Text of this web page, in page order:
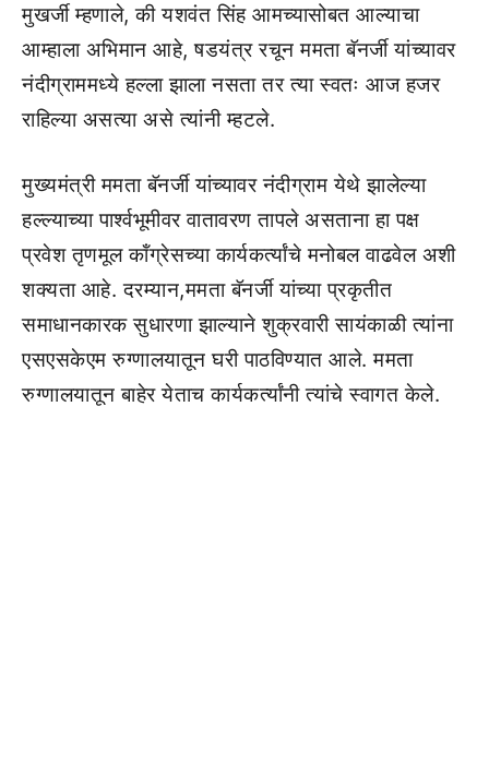
मुखर्जी म्हणाले, की यशवंत सिंह आमच्यासोबत आल्याचा
आम्हाला अभिमान आहे, षडयंत्र रचून ममता बॅनर्जी यांच्यावर
नंदीग्राममध्ये हल्ला झाला नसता तर त्या स्वतः आज हजर
राहिल्या असत्या असे त्यांनी म्हटले.
मुख्यमंत्री ममता बॅनर्जी यांच्यावर नंदीग्राम येथे झालेल्या
हल्ल्याच्या पार्श्वभूमीवर वातावरण तापले असताना हा पक्ष
प्रवेश तृणमूल कॉंग्रेसच्या कार्यकर्त्यांचे मनोबल वाढवेल अशी
शक्यता आहे. दरम्यान,ममता बॅनर्जी यांच्या प्रकृतीत
समाधानकारक सुधारणा झाल्याने शुक्रवारी सायंकाळी त्यांना
एसएसकेएम रुग्णालयातून घरी पाठविण्यात आले. ममता
रुग्णालयातून बाहेर येताच कार्यकर्त्यांनी त्यांचे स्वागत केले.